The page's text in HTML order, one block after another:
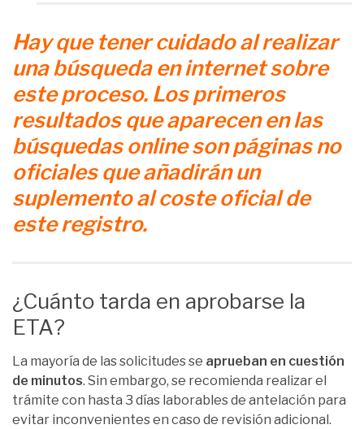
Hay que tener cuidado al realizar
una búsqueda en internet sobre
este proceso. Los primeros
resultados que aparecen en las
búsquedas online son páginas no
oficiales que añadirán un
suplemento al coste oficial de
este registro.
¿Cuánto tarda en aprobarse la
ETA?
La mayoría de las solicitudes se aprueban en cuestión
de minutos. Sin embargo, se recomienda realizar el
trámite con hasta 3 días laborables de antelación para
evitar inconvenientes en caso de revisión adicional.